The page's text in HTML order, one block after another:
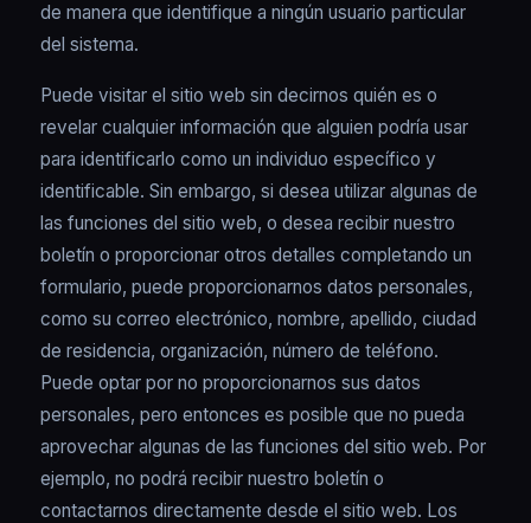
de manera que identifique a ningún usuario particular
del sistema.
Puede visitar el sitio web sin decirnos quién es o
revelar cualquier información que alguien podría usar
para identificarlo como un individuo específico y
identificable. Sin embargo, si desea utilizar algunas de
las funciones del sitio web, o desea recibir nuestro
boletín o proporcionar otros detalles completando un
formulario, puede proporcionarnos datos personales,
como su correo electrónico, nombre, apellido, ciudad
de residencia, organización, número de teléfono.
Puede optar por no proporcionarnos sus datos
personales, pero entonces es posible que no pueda
aprovechar algunas de las funciones del sitio web. Por
ejemplo, no podrá recibir nuestro boletín o
contactarnos directamente desde el sitio web. Los